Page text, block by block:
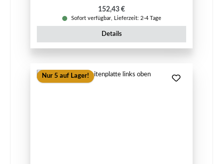
Regulärer Preis:
152,43 €
Sofort verfügbar, Lieferzeit: 2-4 Tage
Details
Nur 5 auf Lager!